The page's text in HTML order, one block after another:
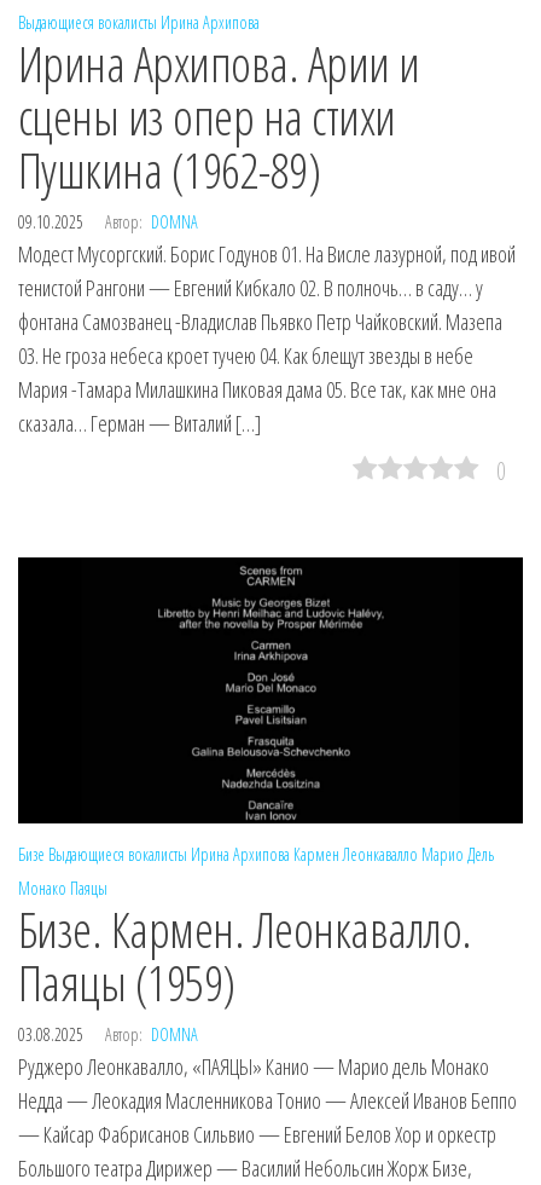
Выдающиеся вокалисты Ирина Архипова
Ирина Архипова. Арии и
сцены из опер на стихи
Пушкина (1962-89)
09.10.2025 Автор: DOMNA
Модест Мусоргский. Борис Годунов 01. На Висле лазурной, под ивой
тенистой Рангони — Евгений Кибкало 02. В полночь… в саду… у
фонтана Самозванец -Владислав Пьявко Петр Чайковский. Мазепа
03. Не гроза небеса кроет тучею 04. Как блещут звезды в небе
Мария -Тамара Милашкина Пиковая дама 05. Все так, как мне она
сказала… Герман — Виталий […]
0
Бизе Выдающиеся вокалисты Ирина Архипова Кармен Леонкавалло Марио Дель
Монако Паяцы
Бизе. Кармен. Леонкавалло.
Паяцы (1959)
03.08.2025 Автор: DOMNA
Руджеро Леонкавалло, «ПАЯЦЫ» Канио — Марио дель Монако
Недда — Леокадия Масленникова Тонио — Алексей Иванов Беппо
— Кайсар Фабрисанов Сильвио — Евгений Белов Хор и оркестр
Большого театра Дирижер — Василий Небольсин Жорж Бизе,